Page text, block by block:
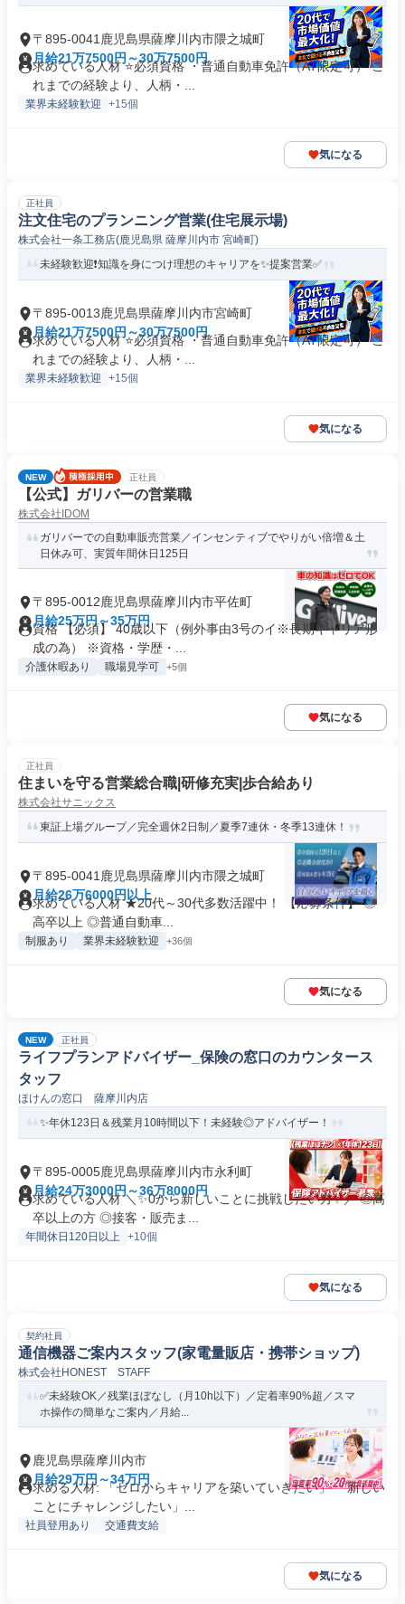
〒895-0041鹿児島県薩摩川内市隈之城町
月給21万7500円～30万7500円
求めている人材 ⭐必須資格 ・普通自動車免許（AT限定可） こ
れまでの経験より、人柄・...
業界未経験歓迎 +15個
気になる
正社員
注文住宅のプランニング営業(住宅展示場)
株式会社一条工務店(鹿児島県 薩摩川内市 宮崎町)
未経験歓迎❗️知識を身につけ理想のキャリアを✨️提案営業✅
〒895-0013鹿児島県薩摩川内市宮崎町
月給21万7500円～30万7500円
求めている人材 ⭐必須資格 ・普通自動車免許（AT限定可） こ
れまでの経験より、人柄・...
業界未経験歓迎 +15個
気になる
NEW 正社員
【公式】ガリバーの営業職
株式会社IDOM
ガリバーでの自動車販売営業／インセンティブでやりがい倍増＆土
日休み可、実質年間休日125日
〒895-0012鹿児島県薩摩川内市平佐町
月給25万円～35万円
資格 【必須】 40歳以下（例外事由3号のイ※長期キャリア形
成の為） ※資格・学歴・...
介護休暇あり 職場見学可 +5個
気になる
正社員
住まいを守る営業総合職|研修充実|歩合給あり
株式会社サニックス
東証上場グループ／完全週休2日制／夏季7連休・冬季13連休！
〒895-0041鹿児島県薩摩川内市隈之城町
月給26万6000円以上
求めている人材 ★20代～30代多数活躍中！ 【応募条件】 ◎
高卒以上 ◎普通自動車...
制服あり 業界未経験歓迎 +36個
気になる
NEW 正社員
ライフプランアドバイザー_保険の窓口のカウンタース
タッフ
ほけんの窓口 薩摩川内店
✨年休123日＆残業月10時間以下！未経験◎アドバイザー！
〒895-0005鹿児島県薩摩川内市永利町
月給24万3000円～36万8000円
求めている人材 ＼✨0から新しいことに挑戦したい方✨／ ◎高
卒以上の方 ◎接客・販売ま...
年間休日120日以上 +10個
気になる
契約社員
通信機器ご案内スタッフ(家電量販店・携帯ショップ)
株式会社HONEST STAFF
✅未経験OK／残業ほぼなし（月10h以下）／定着率90%超／スマ
ホ操作の簡単なご案内／月給...
鹿児島県薩摩川内市
月給29万円～34万円
求める人材: 「ゼロからキャリアを築いていきたい」 「新しい
ことにチャレンジしたい」...
社員登用あり 交通費支給
気になる